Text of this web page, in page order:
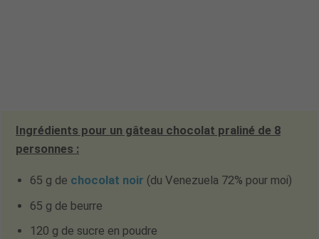
Ingrédients pour un gâteau chocolat praliné de 8
personnes :
65 g de chocolat noir (du Venezuela 72% pour moi)
65 g de beurre
120 g de sucre en poudre